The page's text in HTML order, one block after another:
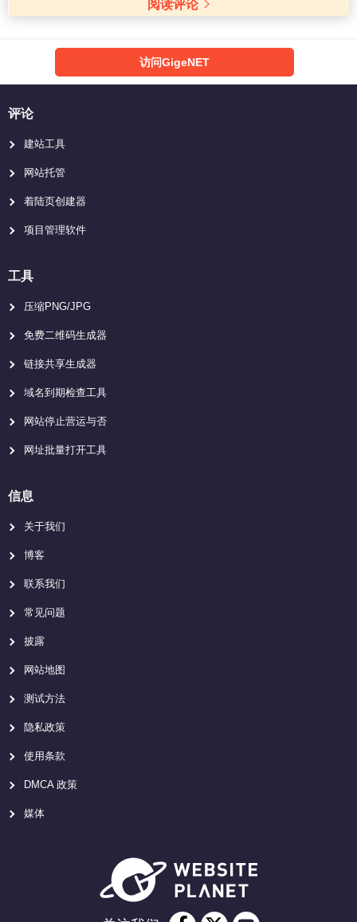
阅读评论
访问GigeNET
评论
建站工具
网站托管
着陆页创建器
项目管理软件
工具
压缩PNG/JPG
免费二维码生成器
链接共享生成器
域名到期检查工具
网站停止营运与否
网址批量打开工具
信息
关于我们
博客
联系我们
常见问题
披露
网站地图
测试方法
隐私政策
使用条款
DMCA 政策
媒体